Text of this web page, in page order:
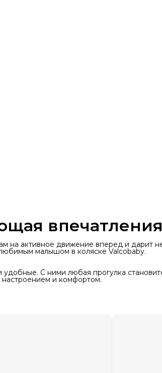
впечатления
на активное движение вперед и дарит
малышом в коляске Valcobaby.
С ними любая прогулка
и комфортом.